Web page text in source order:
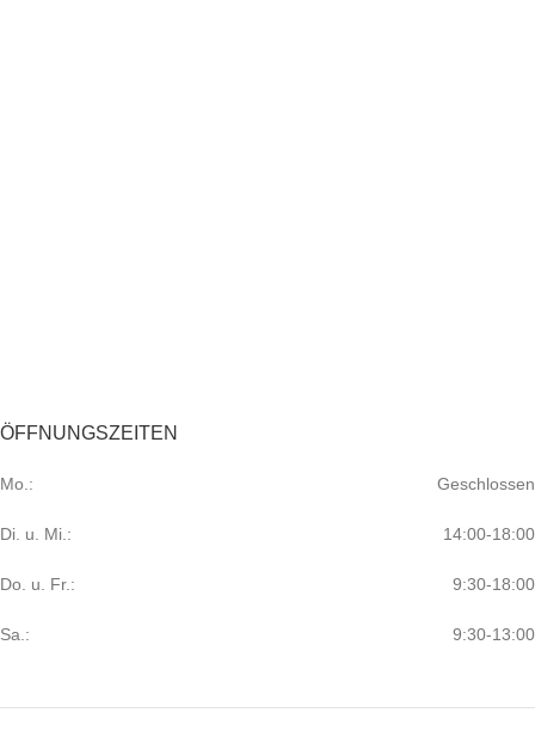
ÖFFNUNGSZEITEN
Mo.: Geschlossen
Di. u. Mi.: 14:00-18:00
Do. u. Fr.: 9:30-18:00
Sa.: 9:30-13:00